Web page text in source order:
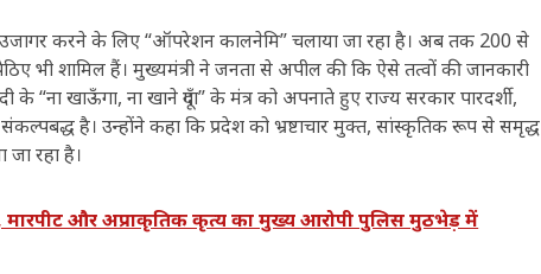
उजागर करने के लिए “ऑपरेशन कालनेमि” चलाया जा रहा है। अब तक 200 से
भी शामिल हैं। मुख्यमंत्री ने जनता से अपील की कि ऐसे तत्वों की जानकारी
के “ना खाऊँगा, ना खाने दूँगा” के मंत्र को अपनाते हुए राज्य सरकार पारदर्शी,
है। उन्होंने कहा कि प्रदेश को भ्रष्टाचार मुक्त, सांस्कृतिक रूप से समृद्ध
जा रहा है।
और अप्राकृतिक कृत्य का मुख्य आरोपी पुलिस मुठभेड़ में